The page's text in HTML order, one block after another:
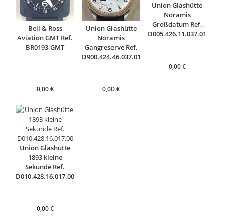
Bell & Ross
Aviation GMT Ref.
BR0193-GMT
0,00€
Union Glashütte
Noramis
Gangreserve Ref.
D900.424.46.037.01
0,00€
Union Glashütte
Noramis
Großdatum Ref.
D005.426.11.037.01
0,00€
Union Glashütte
1893 kleine
Sekunde Ref.
D010.428.16.017.00
0,00€